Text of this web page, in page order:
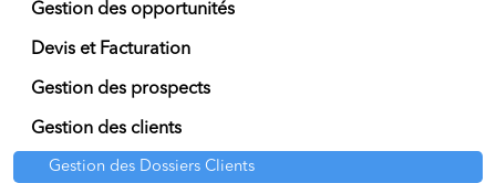
Gestion des opportunités
Devis et Facturation
Gestion des prospects
Gestion des clients
Gestion des Dossiers Clients